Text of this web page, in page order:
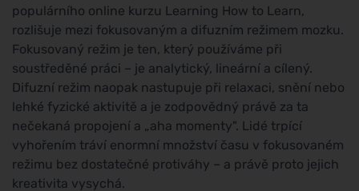
populárního online kurzu Learning How to Learn,
rozlišuje mezi fokusovaným a difuzním režimem mozku.
Fokusovaný režim je ten, který používáme při
soustředěné práci – je analytický, lineární a cílený.
Difuzní režim naopak nastupuje při relaxaci, snění nebo
lehké fyzické aktivitě a je zodpovědný právě za ta
nečekaná propojení a „aha momenty". Lidé trpící
vyhořením tráví enormní množství času v fokusovaném
režimu bez dostatečné protiváhy – a právě proto jejich
kreativita vysychá.